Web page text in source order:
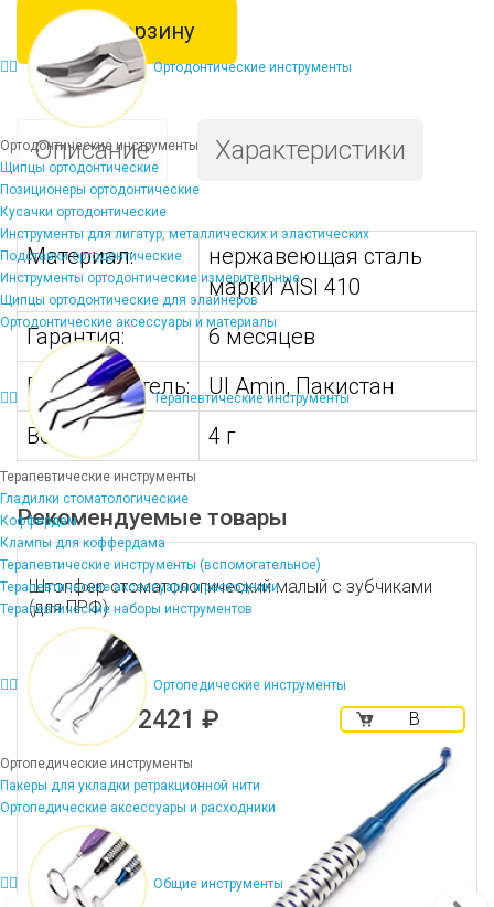
Ортодонтические инструменты
Ортодонтические инструменты
Щипцы ортодонтические
Позиционеры ортодонтические
Кусачки ортодонтические
Инструменты для лигатур, металлических и эластических
Подставки ортодонтические
Инструменты ортодонтические измерительные
Щипцы ортодонтические для элайнеров
Ортодонтические аксессуары и материалы
Терапевтические инструменты
Терапевтические инструменты
Гладилки стоматологические
Коффердам
Клампы для коффердама
Терапевтические инструменты (вспомогательное)
Терапевтические аксессуары и расходники
Терапевтические наборы инструментов
Ортопедические инструменты
Ортопедические инструменты
Пакеры для укладки ретракционной нити
Ортопедические аксессуары и расходники
Общие инструменты
В корзину
Описание Характеристики
Материал:
нержавеющая сталь
марки AISI 410
Гарантия:
6 месяцев
Производитель:
Ul Amin, Пакистан
Вес:
4 г
Рекомендуемые товары
Штопфер стоматологический малый с зубчиками
(для ПРФ)
2421 ₽
В
корзину